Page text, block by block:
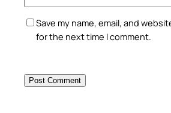
Save my name, email, and
for the next time I comment.